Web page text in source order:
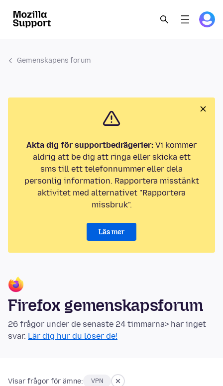
Gemenskapens forum
Akta dig för supportbedrägerier: Vi kommer
aldrig att be dig att ringa eller skicka ett
sms till ett telefonnummer eller dela
personlig information. Rapportera misstänkt
aktivitet med alternativet "Rapportera
missbruk".
Läs mer
Firefox gemenskapsforum
26 frågor under de senaste 24 timmarna> har inget
svar. Lär dig hur du löser de!
Visar frågor för ämne: VPN